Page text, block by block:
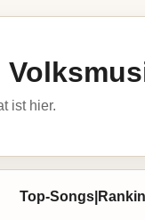
ist hier.
Top-